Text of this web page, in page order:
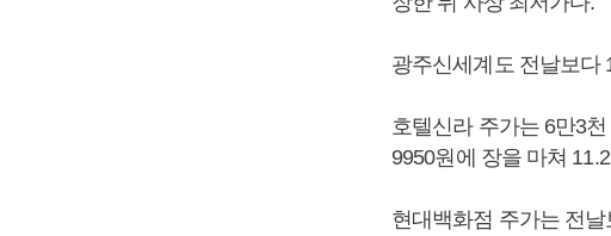
광주신세계도 전날보다
호텔신라 주가는 6만3
9950원에 장을 마쳐
현대백화점 주가는 전